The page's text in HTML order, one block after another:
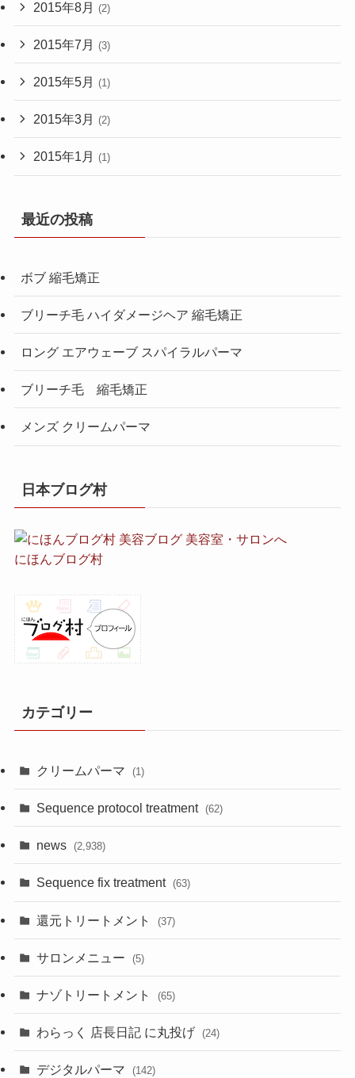
2015年8月 (2)
2015年7月 (3)
2015年5月 (1)
2015年3月 (2)
2015年1月 (1)
最近の投稿
ボブ 縮毛矯正
ブリーチ毛 ハイダメージヘア 縮毛矯正
ロング エアウェーブ スパイラルパーマ
ブリーチ毛 縮毛矯正
メンズ クリームパーマ
日本ブログ村
にほんブログ村
カテゴリー
クリームパーマ (1)
Sequence protocol treatment (62)
news (2,938)
Sequence fix treatment (63)
還元トリートメント (37)
サロンメニュー (5)
ナゾトリートメント (65)
わらっく 店長日記 に丸投げ (24)
デジタルパーマ (142)